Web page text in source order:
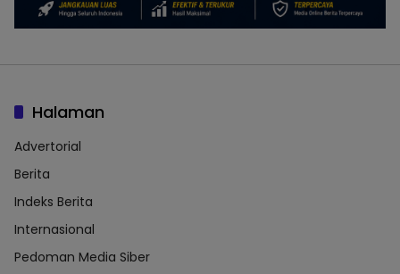
Halaman
Advertorial
Berita
Indeks Berita
Internasional
Pedoman Media Siber